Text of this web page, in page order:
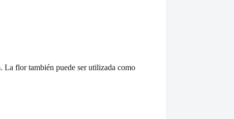
La flor también puede ser utilizada como